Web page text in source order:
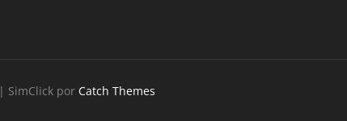
| SimClick por Catch Themes